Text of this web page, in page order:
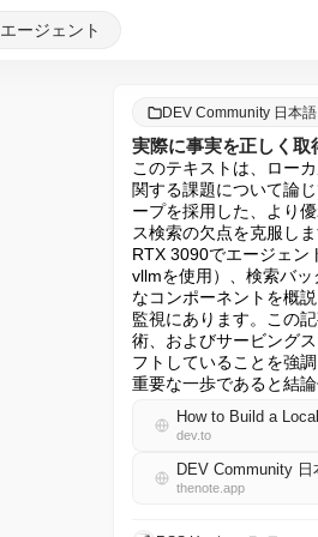
エージェント
DEV Community 日本語
実際に事実を正しく
このテキストは、ロー
関する課題について論
ープを採用した、より
ス検索の欠点を克服し
RTX 3090でエージェン
vllmを使用）、検索バ
なコンポーネントを概
監視にあります。この
術、およびサービング
フトしていることを強
重要な一歩であると結論
How to Build a
dev.to
DEV Community 日
thenote.app